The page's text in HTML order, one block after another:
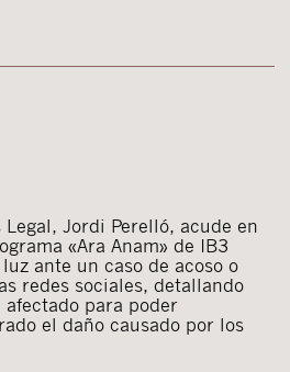
Legal, Jordi Perelló, acude en
«Ara Anam» de IB3
ante un caso de acoso o
redes sociales, detallando
para poder
el daño causado por los